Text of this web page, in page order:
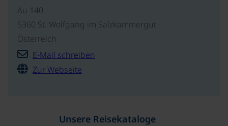
Au 140
5360 St. Wolfgang im Salzkammergut
Österreich
E-Mail schreiben
Zur Webseite
Unsere Reisekataloge